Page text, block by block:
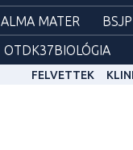
ALMA MATER BSJP
OTDK37BIOLÓGIA
FELVETTEK